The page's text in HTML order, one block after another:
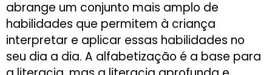
abrange um conjunto mais amplo de
habilidades que permitem à criança
interpretar e aplicar essas habilidades no
seu dia a dia. A alfabetização é a base para